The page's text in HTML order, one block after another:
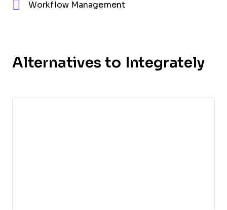
Workflow Management
Alternatives to Integrately